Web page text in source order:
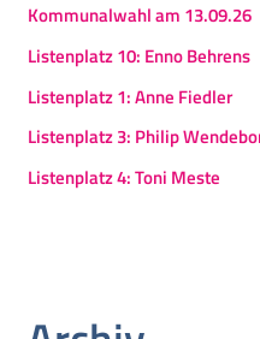
Kommunalwahl am 13.09.26
Listenplatz 10: Enno Behrens
Listenplatz 1: Anne Fiedler
Listenplatz 3: Philip
Listenplatz 4: Toni Meste